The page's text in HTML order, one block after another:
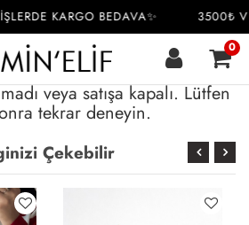
KARGO BEDAVA✨ 3500₺
0
veya satışa kapalı. Lütfen
tekrar deneyin.
Çekebilir